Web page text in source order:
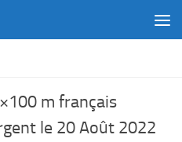
m français
le 20 Août 2022